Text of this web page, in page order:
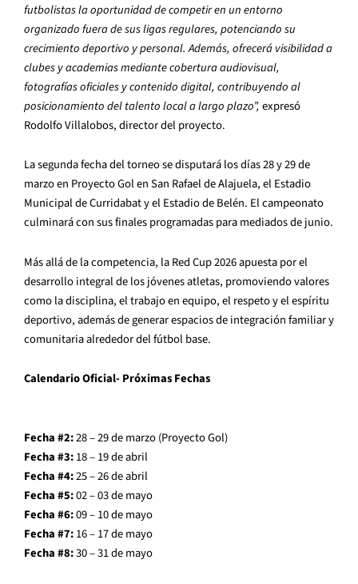
futbolistas la oportunidad de competir en un entorno
organizado fuera de sus ligas regulares, potenciando su
crecimiento deportivo y personal. Además, ofrecerá visibilidad a
clubes y academias mediante cobertura audiovisual,
fotografías oficiales y contenido digital, contribuyendo al
posicionamiento del talento local a largo plazo”, expresó
Rodolfo Villalobos, director del proyecto.
La segunda fecha del torneo se disputará los días 28 y 29 de
marzo en Proyecto Gol en San Rafael de Alajuela, el Estadio
Municipal de Curridabat y el Estadio de Belén. El campeonato
culminará con sus finales programadas para mediados de junio.
Más allá de la competencia, la Red Cup 2026 apuesta por el
desarrollo integral de los jóvenes atletas, promoviendo valores
como la disciplina, el trabajo en equipo, el respeto y el espíritu
deportivo, además de generar espacios de integración familiar y
comunitaria alrededor del fútbol base.
Calendario Oficial- Próximas Fechas
Fecha #2:28 – 29 de marzo (Proyecto Gol)
Fecha #3:18 – 19 de abril
Fecha #4:25 – 26 de abril
Fecha #5:02 – 03 de mayo
Fecha #6:09 – 10 de mayo
Fecha #7:16 – 17 de mayo
Fecha #8:30 – 31 de mayo